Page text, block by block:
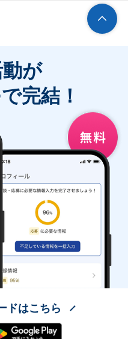
が
完結！
ドはこちら